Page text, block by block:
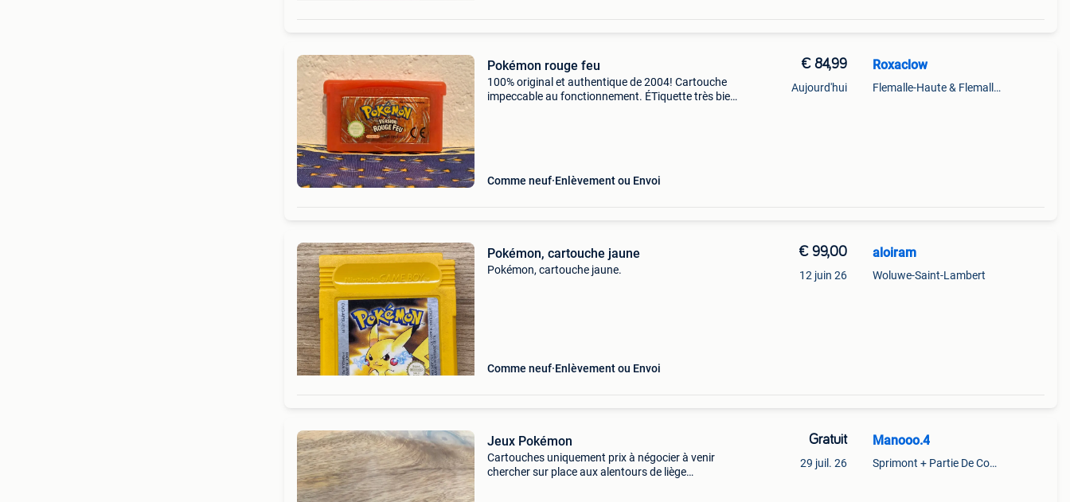
Pokémon rouge feu
100% original et authentique de 2004! Cartouche
impeccable au fonctionnement. ÉTiquette très bien
Comme neuf Enlèvement ou Envoi
€ 84,99
Aujourd'hui
Roxaclow
Flemalle-Haute & Flemalle- Grande & Partie Awirs
Pokémon, cartouche jaune
Pokémon, cartouche jaune.
Comme neuf Enlèvement ou Envoi
€ 99,00
12 juin 26
aloiram
Woluwe-Saint-Lambert
Jeux Pokémon
Cartouches uniquement prix à négocier à venir
chercher sur place aux alentours de liège
Gratuit
29 juil. 26
Manooo.4
Sprimont + Partie De Comblain-Au-Pont